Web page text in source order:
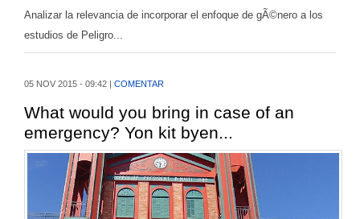
Analizar la relevancia de incorporar el enfoque de gÃ©nero a los
estudios de Peligro...
05 NOV 2015 - 09:42 | COMENTAR
What would you bring in case of an
emergency? Yon kit byen...